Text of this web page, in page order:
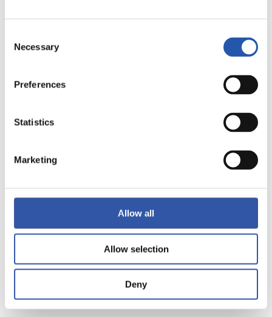
Selection
Necessary
Preferences
Statistics
Marketing
Allow all
Allow selection
Deny
LEVANTE UD
REAL SOCIEDAD
0-0